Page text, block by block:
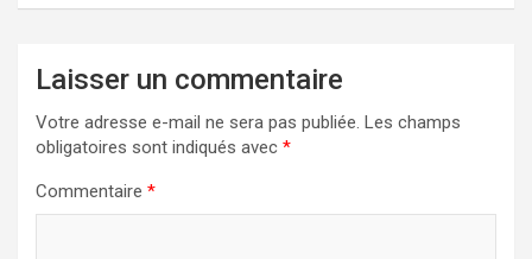
Laisser un commentaire
Votre adresse e-mail ne sera pas publiée. Les champs
obligatoires sont indiqués avec *
Commentaire *